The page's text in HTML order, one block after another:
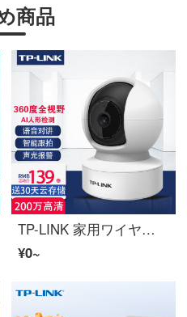
商品
TP-LINK 家用ワイヤレス防犯カメラ360°パノラマ室内スマホリモートで语音对讲ショップ商用宠物家庭wifiモニター43AN 【42C】WIFI版 无メモリカード
¥0~